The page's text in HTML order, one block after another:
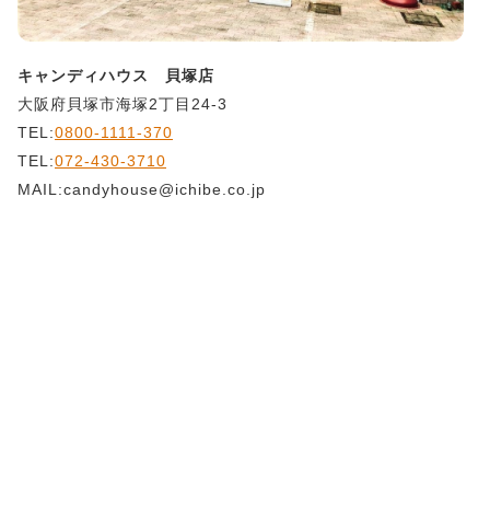
キャンディハウス 貝塚店
大阪府貝塚市海塚2丁目24-3
TEL:0800-1111-370
TEL:072-430-3710
MAIL:candyhouse@ichibe.co.jp